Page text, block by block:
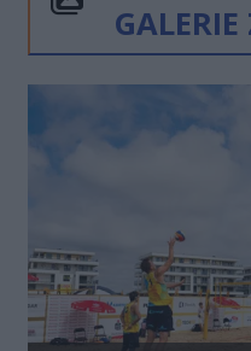
GALERIE